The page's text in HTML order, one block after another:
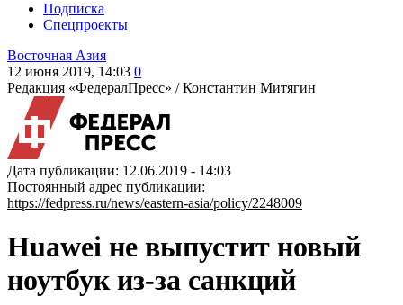
Подписка
Спецпроекты
Восточная Азия
12 июня 2019, 14:03 0
Редакция «ФедералПресс» /Константин Митягин
Дата публикации: 12.06.2019 - 14:03
Постоянный адрес публикации:
https://fedpress.ru/news/eastern-asia/policy/2248009
Huawei не выпустит новый
ноутбук из-за санкций